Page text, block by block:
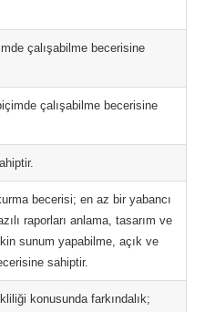
çalışabilme becerisine
çalışabilme becerisine
becerisi; en az bir yabancı
raporları anlama, tasarım ve
sunum yapabilme, açık ve
sahiptir.
konusunda farkındalık;